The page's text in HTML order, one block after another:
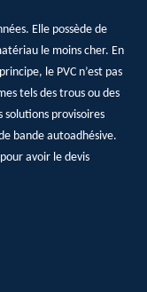
Elle possède de
le moins cher. En
le PVC n’est pas
tels des trous ou des
solutions provisoires
bande autoadhésive.
avoir le devis